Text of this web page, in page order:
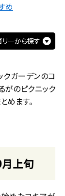
め
リーから探す
クガーデンのコ
がのピクニック
めます。
上旬